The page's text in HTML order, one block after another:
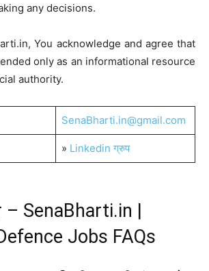
any decisions.
You acknowledge and agree that
only as an informational resource
authority.
SenaBharti.in@gmail.com
» Linkedin ग्रुप
– SenaBharti.in |
Jobs FAQs